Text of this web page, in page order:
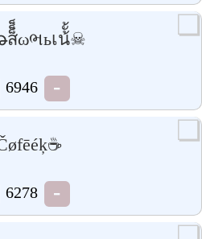
ส็็็ωભьเน้ั้☠
6946
6278